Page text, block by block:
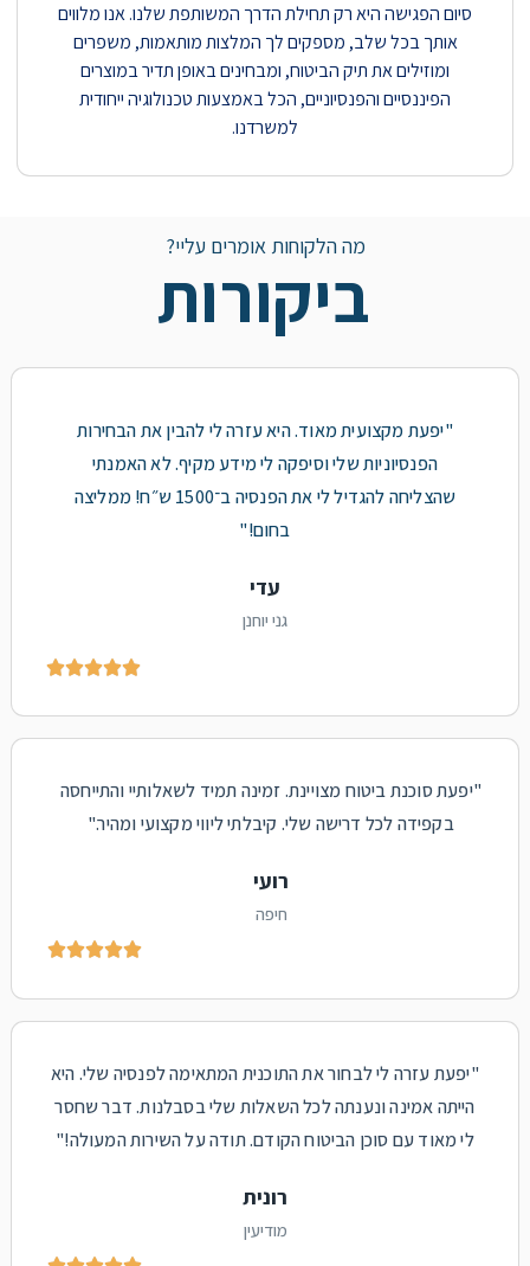
סיום הפגישה היא רק תחילת הדרך המשותפת שלנו. אנו מלווים
אותך בכל שלב, מספקים לך המלצות מותאמות, משפרים
ומוזילים את תיק הביטוח, ומבחינים באופן תדיר במוצרים
הפיננסיים והפנסיוניים, הכל באמצעות טכנולוגיה ייחודית
למשרדנו.
מה הלקוחות אומרים עליי?
ביקורות
"יפעתמקצועית מאוד. היא עזרה לי להבין את הבחירות
הפנסיוניות שלי וסיפקה לי מידע מקיף. לא האמנתי
שהצליחה להגדיל לי את הפנסיה ב־1500 ש״ח! ממליצה
בחום!"
עדי
גני יוחנן





"יפעתסוכנת ביטוח מצויינת. זמינה תמיד לשאלותיי והתייחסה
בקפידה לכל דרישה שלי. קיבלתי ליווי מקצועי ומהיר."
רועי
חיפה





"יפעתעזרה לי לבחור את התוכנית המתאימה לפנסיה שלי. היא
הייתה אמינה ונענתה לכל השאלות שלי בסבלנות. דבר שחסר
לי מאוד עם סוכן הביטוח הקודם. תודה על השירות המעולה!"
רונית
מודיעין